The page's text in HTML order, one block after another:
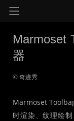
Marmoset
器
© 奇迹秀
Marmoset
时渲染、纹理绘